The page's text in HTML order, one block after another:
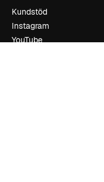
Kundstöd
Instagram
YouTube